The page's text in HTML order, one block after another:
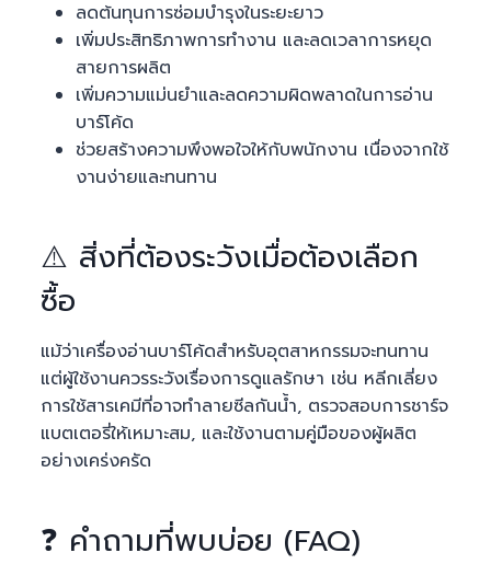
ลดต้นทุนการซ่อมบำรุงในระยะยาว
เพิ่มประสิทธิภาพการทำงาน และลดเวลาการหยุด
สายการผลิต
เพิ่มความแม่นยำและลดความผิดพลาดในการอ่าน
บาร์โค้ด
ช่วยสร้างความพึงพอใจให้กับพนักงาน เนื่องจากใช้
งานง่ายและทนทาน
⚠️ สิ่งที่ต้องระวังเมื่อต้องเลือก
ซื้อ
แม้ว่าเครื่องอ่านบาร์โค้ดสำหรับอุตสาหกรรมจะทนทาน
แต่ผู้ใช้งานควรระวังเรื่องการดูแลรักษา เช่น หลีกเลี่ยง
การใช้สารเคมีที่อาจทำลายซีลกันน้ำ, ตรวจสอบการชาร์จ
แบตเตอรี่ให้เหมาะสม, และใช้งานตามคู่มือของผู้ผลิต
อย่างเคร่งครัด
❓ คำถามที่พบบ่อย (FAQ)